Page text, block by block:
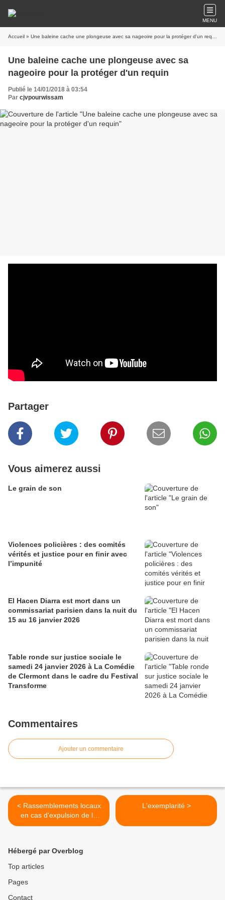
MENU
Accueil » Une baleine cache une plongeuse avec sa nageoire pour la protéger d'un requin
Une baleine cache une plongeuse avec sa
nageoire pour la protéger d'un requin
Publié le 14/01/2018 à 03:54
Par cjvpourwissam
Partager
Vous aimerez aussi
Le grain de son
Violences policières : des comités
vérités et justice pour en finir avec
l’impunité
El Hacen Diarra est mort dans un
commissariat parisien dans la nuit du
15 au 16 janvier 2026
Table ronde sur justice sociale le
samedi 24 janvier 2026 à La Comédie
de Clermont dans le cadre du Festival
Transforme
Commentaires
Ajouter un commentaire
< Rassemblements locaux
en cas d'expulsion de la
ZAD
L'exemplarité >
Hébergé par Overblog
Top articles
Pages
Contact